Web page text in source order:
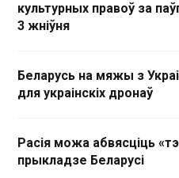
культурных правоў за
3 жніўня
Беларусь на мяжы з
для украінскіх дронаў
Расія можа абвясціць
прыкладзе Беларусі